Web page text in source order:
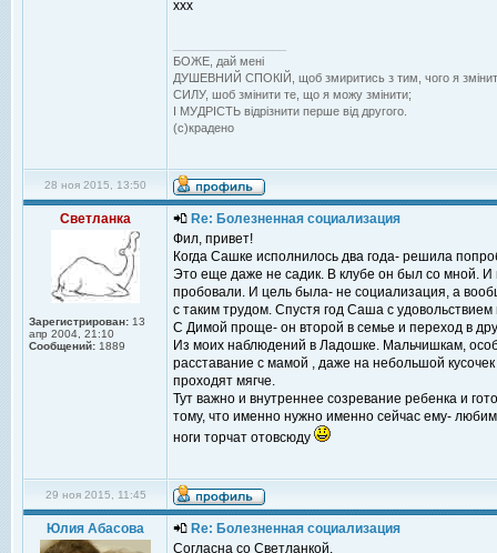
ххх
БОЖЕ, дай менi
ДУШЕВНИЙ СПОКIЙ, щоб змиритись з тим, чого я
СИЛУ, шоб змiнити те, що я можу змiнити;
I МУДРIСТЬ вiдрiзнити перше вiд другого.
(с)крадено
28 ноя 2015, 13:50
Светланка
Зарегистрирован: 13
апр 2004, 21:10
Сообщений: 1889
Re: Болезненная социализация
Фил, привет!
Когда Сашке исполнилось два года- решила
Это еще даже не садик. В клубе он был со мной. И
пробовали. И цель была- не социализация, а
с таким трудом. Спустя год Саша с
С Димой проще- он второй в семье и переход в
Из моих наблюдений в Ладошке. Мальчишкам,
расставание с мамой , даже на небольшой
проходят мягче.
Тут важно и внутреннее созревание ребенка и
тому, что именно нужно именно сейчас ему-
ноги торчат отовсюду
29 ноя 2015, 11:45
Юлия Абасова
Re: Болезненная социализация
Согласна со Светланкой.